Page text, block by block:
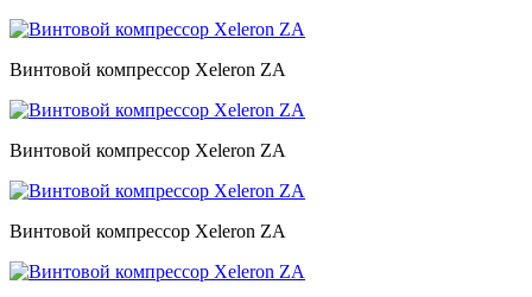
Винтовой компрессор Xeleron ZA
Винтовой компрессор Xeleron ZA
Винтовой компрессор Xeleron ZA